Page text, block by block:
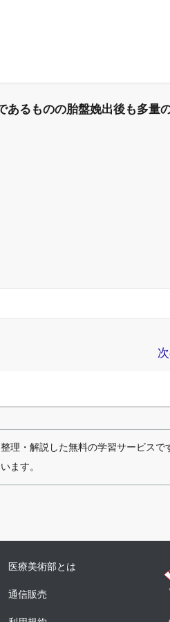
るものの胎盤娩出後も多量
理・解説した無料の学習サービスで
ます。
医療美術部とは
通信販売